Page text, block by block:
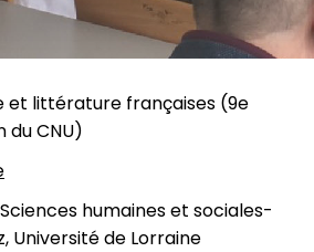
et littérature françaises (9e
du CNU)
Sciences humaines et sociales-
Université de Lorraine